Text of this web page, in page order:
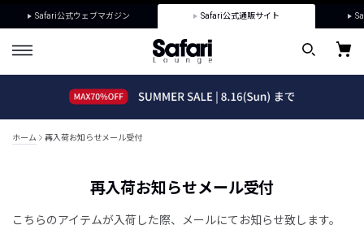
Safari公式ウェブマガジン Safari公式通販サイト
ホーム 再入荷お知らせメール受付
再入荷お知らせメール受付
こちらのアイテムが入荷した際、メールにてお知らせ致します。